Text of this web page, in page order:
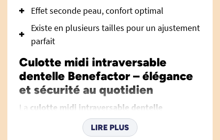
Effet seconde peau, confort optimal
Existe en plusieurs tailles pour un ajustement
parfait
Culotte midi intraversable
dentelle Benefactor – élégance
et sécurité au quotidien
La culotte midi intraversable dentelle
allie discrétion, féminité et
protection pour accompagner sereinement votre
LIRE PLUS